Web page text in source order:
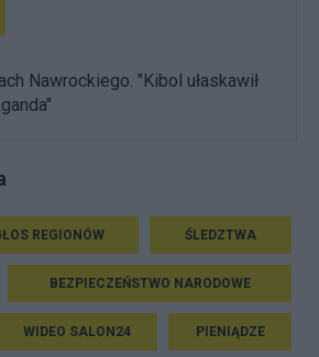
Nawrockiego. "Kibol ułaskawił
REGIONÓW ŚLEDZTWA
BEZPIECZEŃSTWO NARODOWE
WIDEO SALON24 PIENIĄDZE